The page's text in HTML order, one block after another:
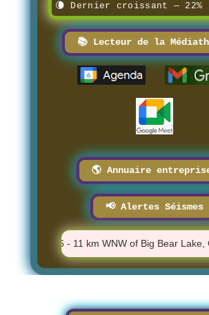
🌘 Dernier croissant —
📚 Lecteur de la
🌎 Annuaire
📢 Alertes Séismes
⚠️ M 1.06 - 11 km WNW of Big Bear Lake, CA